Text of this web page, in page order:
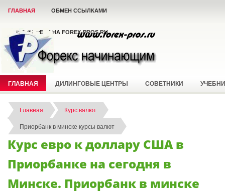
ГЛАВНАЯ ОБМЕН ССЫЛКАМИ
ВСЁ О ФОРЕКС НА FOREX-PROS.RU
ГЛАВНАЯ ДИЛИНГОВЫЕ ЦЕНТРЫ СОВЕТНИКИ
Главная
Курс валют
Приорбанк в минске курсы валют
Курс евро к доллару США в
Приорбанке на сегодня в
Минске. Приорбанк в минске